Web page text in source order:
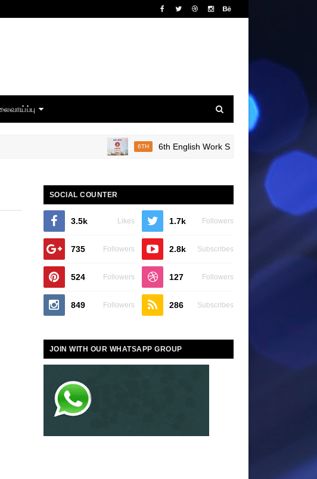
6TH 6th English Work Sheet 20 Bridge Course Book
SOCIAL COUNTER
3.5k Likes 1.7k Followers
735 Followers 2.8k Subscribes
524 Followers 127 Followers
849 Followers 286 Subscribes
JOIN WITH OUR WHATSAPP GROUP